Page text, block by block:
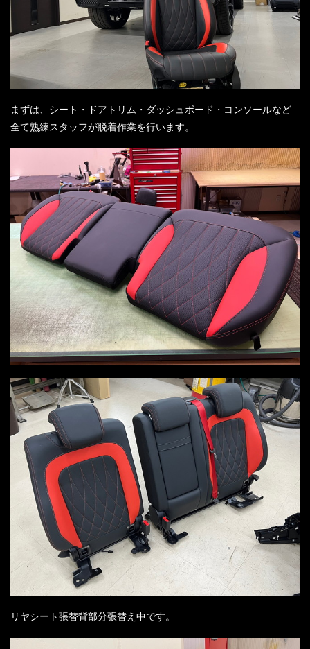
まずは、シート・ドアトリム・ダッシュボード・コンソールなど
全て熟練スタッフが脱着作業を行います。
リヤシート張替背部分張替え中です。